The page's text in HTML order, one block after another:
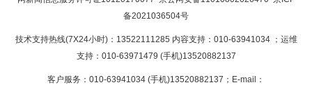
备2021036504号
技术支持热线(7X24小时)：13522111285 内容支持：010-63941034 ；运维
支持：010-63971479 (手机)13520882137
客户服务：010-63941034 (手机)13520882137；E-mail：